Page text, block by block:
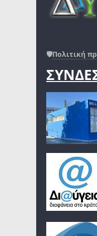
🛡️Πολιτική